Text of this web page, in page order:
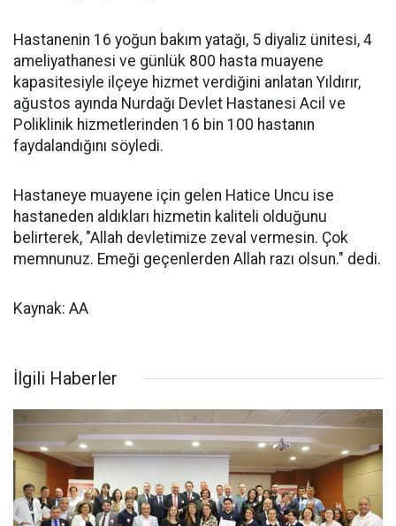
Hastanenin 16 yoğun bakım yatağı, 5 diyaliz ünitesi, 4
ameliyathanesi ve günlük 800 hasta muayene
kapasitesiyle ilçeye hizmet verdiğini anlatan Yıldırır,
ağustos ayında Nurdağı Devlet Hastanesi Acil ve
Poliklinik hizmetlerinden 16 bin 100 hastanın
faydalandığını söyledi.
Hastaneye muayene için gelen Hatice Uncu ise
hastaneden aldıkları hizmetin kaliteli olduğunu
belirterek, "Allah devletimize zeval vermesin. Çok
memnunuz. Emeği geçenlerden Allah razı olsun." dedi.
Kaynak: AA
İlgili Haberler